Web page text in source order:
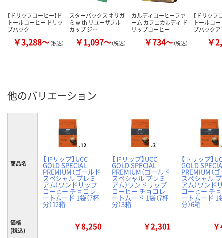
【ドリップコーヒー】ド
トールコーヒー ドリッ
プパック
￥3,288～（税込）
スターバックス オリガ
ミ with リユーザブル
カップ ジ…
￥1,097～（税込）
カルディコーヒーファ
ーム カフェカルディ ド
リップコーヒー
￥734～（税込）
【ドリップ
トールコ
プパック
￥
他のバリエーション
商品名 【ドリップ】UCC
GOLD SPECIAL
PREMIUM（ゴールド
スペシャル プレミ
アム）ワンドリップ
コーヒー チョコレ
ートムード 1袋（7杯
分）12箱
【ドリップ】UCC
GOLD SPECIAL
PREMIUM（ゴールド
スペシャル プレミ
アム）ワンドリップ
コーヒー チョコレ
ートムード 1袋（7杯
分）3箱
【ドリップ】
GOLD
PREMIUM（
スペシャル
アム）ワンド
コーヒー チ
ートムード 1
分）6箱
価格
(税込)
￥8,250 ￥2,301